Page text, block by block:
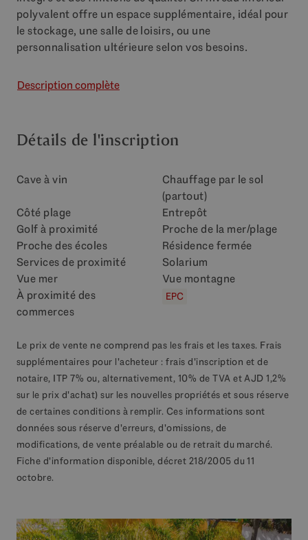
polyvalent offre un espace supplémentaire, idéal pour
le stockage, une salle de loisirs, ou une
personnalisation ultérieure selon vos besoins.
Description complète
Détails de l'inscription
Cave à vin
Chauffage par le sol
(partout)
Côté plage
Entrepôt
Golf à proximité
Proche de la mer/plage
Proche des écoles
Résidence fermée
Services de proximité
Solarium
Vue mer
Vue montagne
À proximité des
commerces
EPC
Le prix de vente ne comprend pas les frais et les taxes. Frais
supplémentaires pour l'acheteur : frais d'inscription et de
notaire, ITP 7% ou, alternativement, 10% de TVA et AJD 1,2%
sur le prix d'achat) sur les nouvelles propriétés et sous réserve
de certaines conditions à remplir. Ces informations sont
données sous réserve d'erreurs, d'omissions, de
modifications, de vente préalable ou de retrait du marché.
Fiche d'information disponible, décret 218/2005 du 11
octobre.